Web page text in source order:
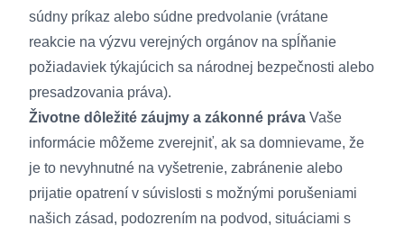
súdny príkaz alebo súdne predvolanie (vrátane
reakcie na výzvu verejných orgánov na spĺňanie
požiadaviek týkajúcich sa národnej bezpečnosti alebo
presadzovania práva).
Životne dôležité záujmy a zákonné práva Vaše
informácie môžeme zverejniť, ak sa domnievame, že
je to nevyhnutné na vyšetrenie, zabránenie alebo
prijatie opatrení v súvislosti s možnými porušeniami
našich zásad, podozrením na podvod, situáciami s